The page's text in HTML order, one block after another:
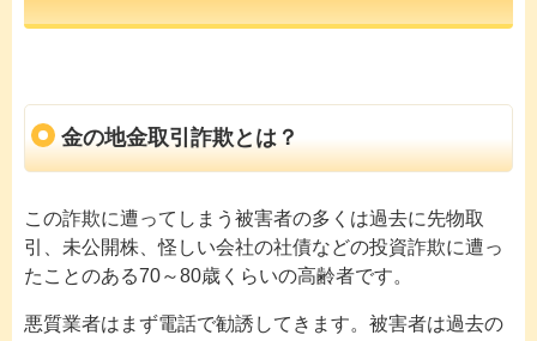
金の地金取引詐欺とは？
この詐欺に遭ってしまう被害者の多くは過去に先物取
引、未公開株、怪しい会社の社債などの投資詐欺に遭っ
たことのある70～80歳くらいの高齢者です。
悪質業者はまず電話で勧誘してきます。被害者は過去の